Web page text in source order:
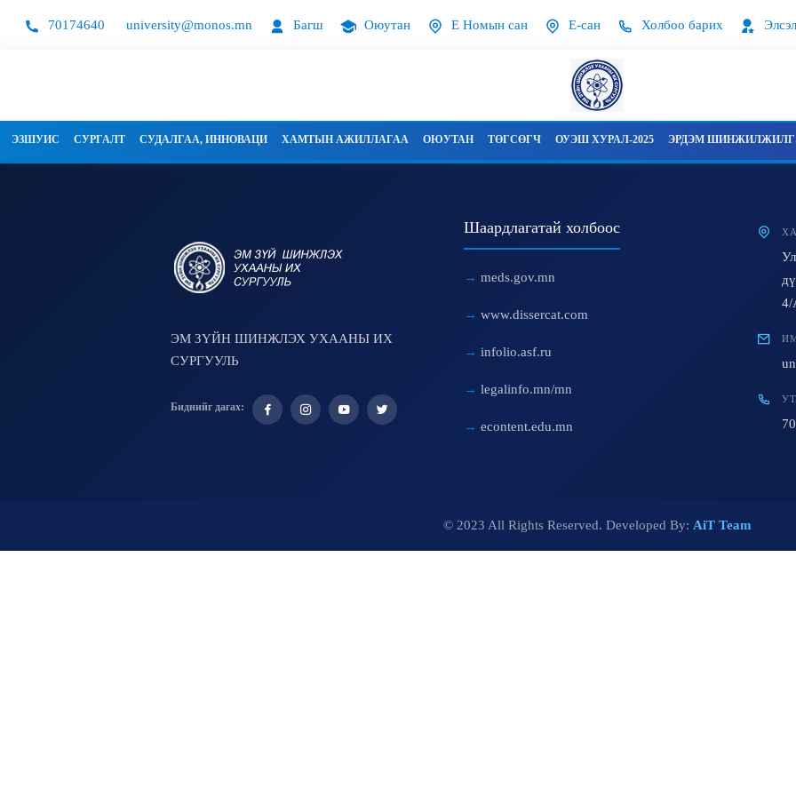
70174640 university@monos.mn Багш Оюутан Е Номын сан Е-сан Холбоо барих
ЭЗШУИС СУРГАЛТ СУДАЛГАА, ИННОВАЦИ ХАМТЫН АЖИЛЛАГАА ОЮУТАН ТӨГСӨГЧ ОУЭШ ХУРАЛ-2025 ЭРДЭМ
ЭМ ЗҮЙН ШИНЖЛЭХ УХААНЫ ИХ
СУРГУУЛЬ
Биднийг дагах:
Шаардлагатай холбоос
meds.gov.mn
www.dissercat.com
infolio.asf.ru
legalinfo.mn/mn
econtent.edu.mn
4/
© 2023 All Rights Reserved. Developed By: AiT Team